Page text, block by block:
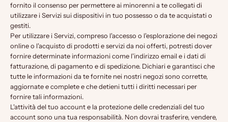
fornito il consenso per permettere ai minorenni a te collegati di
utilizzare i Servizi sui dispositivi in tuo possesso o da te acquistati o
gestiti.
Per utilizzare i Servizi, compreso l'accesso o l'esplorazione dei negozi
online o l'acquisto di prodotti e servizi da noi offerti, potresti dover
fornire determinate informazioni come l'indirizzo email e i dati di
fatturazione, di pagamento e di spedizione. Dichiari e garantisci che
tutte le informazioni da te fornite nei nostri negozi sono corrette,
aggiornate e complete e che detieni tutti i diritti necessari per
fornire tali informazioni.
L'attività del tuo account e la protezione delle credenziali del tuo
account sono una tua responsabilità. Non dovrai trasferire, vendere,